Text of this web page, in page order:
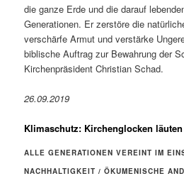
die ganze Erde und die darauf
Generationen. Er zerstöre die
verschärfe Armut und verstärke
biblische Auftrag zur Bewahrung der
Kirchenpräsident Christian Schad.
26.09.2019
Klimaschutz: Kirchenglocken
ALLE GENERATIONEN VEREINT IM
NACHHALTIGKEIT / ÖKUMENISCHE